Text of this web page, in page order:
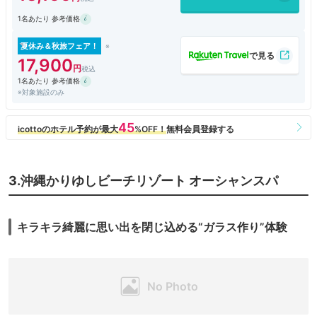
で、一般的な選択肢としては「Superior」(36㎡;H棟)又は「Suite」(55～
79㎡;H棟/C棟/A棟)になる。
車場を指示される。棟毎に受付があり、駐車場(352台;無料)も別らしい。
部屋は7階。客室階の廊下は外廊下。隣にゴルフコースが見える。アル
コーブにはシーサー。玄関が広い。靴を脱いで室内に入る仕様。
さすがに62㎡は広い。寝室にダブルベッド2台。リビングにはL字型ソ
ファ(2～3人用)と丸テーブル。デイベッド(2人用)もあるので、大人4人は
バスルームは、浴室、トイレ、洗面所がドアで区切られる。浴室には洗
い場もあるので、便利。
パネルまであって、お湯張りもできる。自宅にいるよう。
ベランダにもデイベッド、隣室との間も区切られているので安心。暖か
い季節なら、ここでのんびりするのもいい。
など、設備・アメニティーも十分。ミネラルウォーターも一人１本。スリ
ッパもあるが、フローリングの室内は裸足の方が気持ちいいので、ベラン
連泊時、清掃不要を選択すると館内利用券(1000円)がもらえる。
1名あたり 参考価格
夏休み＆秋旅フェア！
17,900
1名あたり 参考価格
※対象施設のみ
3.沖縄かりゆしビーチリゾート オーシャンスパ
キラキラ綺麗に思い出を閉じ込める“ガラス作り”体験